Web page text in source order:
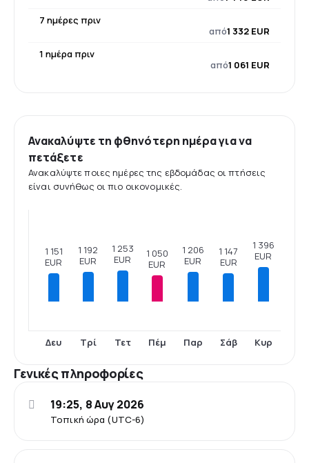
7 ημέρες πριν
από1 332 EUR
1 ημέρα πριν
από1 061 EUR
Ανακαλύψτε τη φθηνότερη ημέρα για να
πετάξετε
Ανακαλύψτε ποιες ημέρες της εβδομάδας οι πτήσεις
είναι συνήθως οι πιο οικονομικές.
1 151
EUR
Δευ
1 192
EUR
Τρί
1 253
EUR
Τετ
1 050
EUR
Πέμ
1 206
EUR
Παρ
1 147
EUR
Σάβ
1 396
EUR
Κυρ
Γενικές πληροφορίες
Τοπική ώρα (UTC-6)
19:25, 8 Αυγ 2026